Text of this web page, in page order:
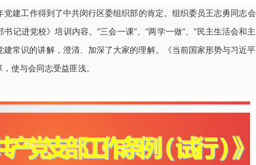
建工作得到了中共闵行区委组织部的肯定。组织委员王志勇同志会
记进党校》培训内容。“三会一课”、“两学一做”、“民主生活会和主
建常识的讲解，澄清、加深了大家的理解。《当前国家形势与习近平
使与会同志受益匪浅。